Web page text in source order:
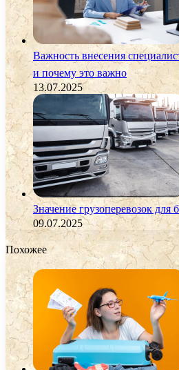
Важность внесения
и почему это важно
13.07.2025
Значение грузоперевозок для
09.07.2025
Похожее